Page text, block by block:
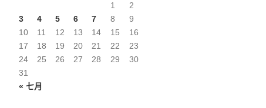
« 七月
1
2
3
4 5 6 7 8
9
10
11 12 13 14 15
16
17
18 19 20 21 22
23
24
25 26 27 28 29
30
31